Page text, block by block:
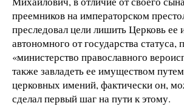
преемников на императорском
преследовал цели лишить Церковь ее
автономного от государства статуса,
«министерство православного
также завладеть ее имуществом
церковных имений, фактически он,
сделал первый шаг на пути к этому.